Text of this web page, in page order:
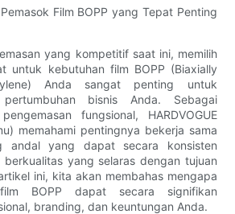
Film BOPP yang Tepat Penting
yang kompetitif saat ini, memilih
untuk kebutuhan film BOPP (Biaxially
Anda sangat penting untuk
bisnis Anda. Sebagai
fungsional, HARDVOGUE
memahami pentingnya bekerja sama
andal yang dapat secara konsisten
yang selaras dengan tujuan
ini, kita akan membahas mengapa
BOPP dapat secara signifikan
branding, dan keuntungan Anda.